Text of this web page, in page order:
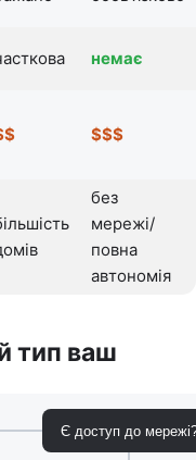
немає
$$$
без
мережі/
повна
автономія
тип ваш
Є доступ до